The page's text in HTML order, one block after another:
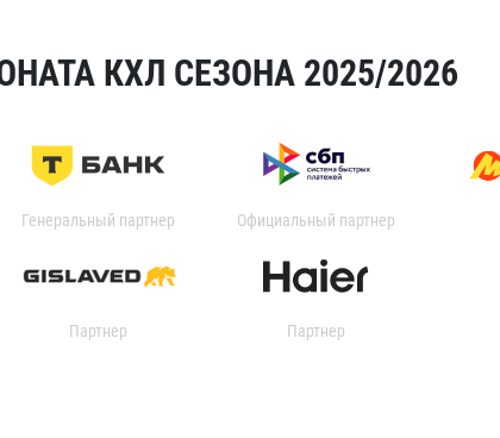
КХЛ СЕЗОНА 2025/2026
Генеральный партнер Официальный партнер
Партнер Партнер